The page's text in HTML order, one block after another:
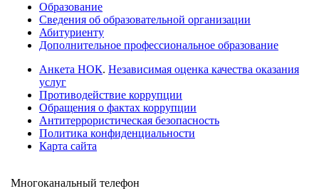
Образование
Сведения об образовательной организации
Абитуриенту
Дополнительное профессиональное образование
Анкета НОК. Независимая оценка качества оказания
услуг
Противодействие коррупции
Обращения о фактах коррупции
Антитеррористическая безопасность
Политика конфиденциальности
Карта сайта
Многоканальный телефон